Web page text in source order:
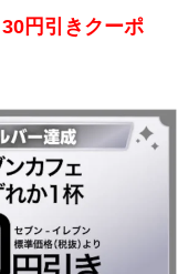
30円引きクーポ